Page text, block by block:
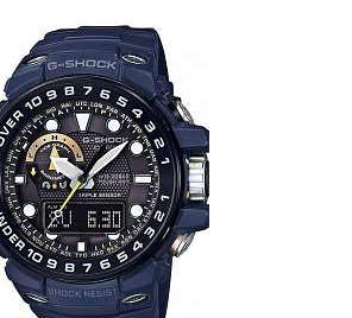
G-shock
GWN-1000NV-2A
i